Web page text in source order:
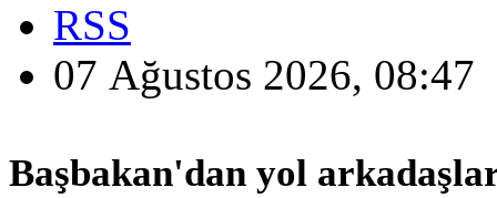
RSS
07 Ağustos 2026, 08:47
Başbakan'dan yol